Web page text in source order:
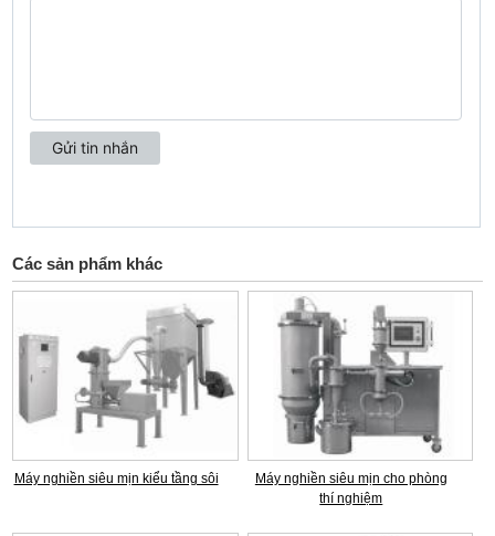
Các sản phẩm khác
Máy nghiền siêu mịn kiểu tầng sôi
Máy nghiền siêu mịn cho phòng
thí nghiệm